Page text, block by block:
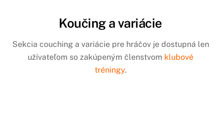
Koučing a variácie
Sekcia couching a variácie pre hráčov je dostupná len
užívateľom so zakúpeným členstvom klubové
tréningy.